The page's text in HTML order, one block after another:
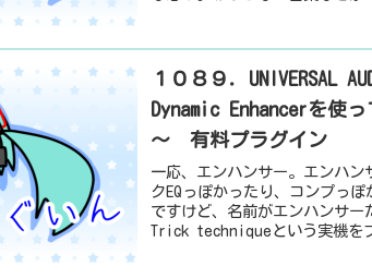
１０８９．UNIVERSAL
Dynamic Enhancerを使
～ 有料プラグイン
一応、エンハンサー。エンハン
クEQっぽかったり、コンプっ
ですけど、名前がエンハンサ
Trick techniqueという実機を